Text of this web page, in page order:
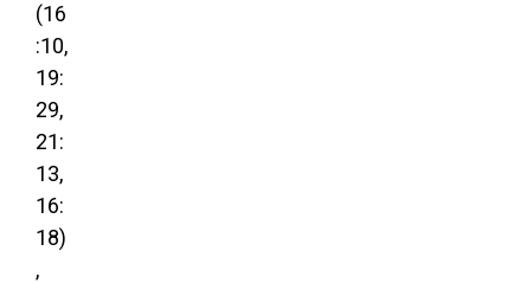
(16
:10,
19:
29,
21:
13,
16:
18)
,